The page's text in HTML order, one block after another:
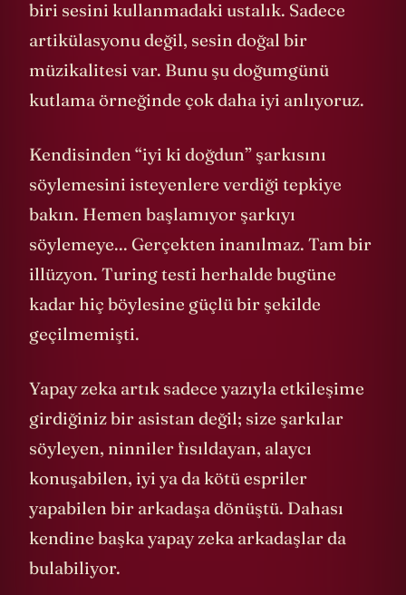
biri sesini kullanmadaki ustalık. Sadece
artikülasyonu değil, sesin doğal bir
müzikalitesi var. Bunu şu doğumgünü
kutlama örneğinde çok daha iyi anlıyoruz.
Kendisinden “iyi ki doğdun” şarkısını
söylemesini isteyenlere verdiği tepkiye
bakın. Hemen başlamıyor şarkıyı
söylemeye... Gerçekten inanılmaz. Tam bir
illüzyon. Turing testi herhalde bugüne
kadar hiç böylesine güçlü bir şekilde
geçilmemişti.
Yapay zeka artık sadece yazıyla etkileşime
girdiğiniz bir asistan değil; size şarkılar
söyleyen, ninniler fısıldayan, alaycı
konuşabilen, iyi ya da kötü espriler
yapabilen bir arkadaşa dönüştü. Dahası
kendine başka yapay zeka arkadaşlar da
bulabiliyor.